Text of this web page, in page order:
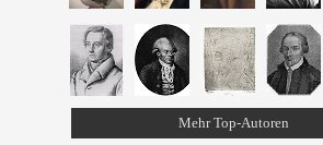
Mehr Top-Autoren